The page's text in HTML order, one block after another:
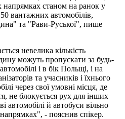
станом на ранок у
вантажних автомобілів,
та "Рави-Руської", пише
невелика кількість
можуть пропускати за будь-
і в бік Польщі, і на
та учасників і їхнього
через свої умовні місця, де
не блокується рух для інших
автомобілі й автобуси вільно
- пояснив спікер.